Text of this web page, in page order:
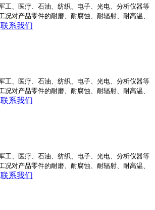
工、医疗、石油、纺织、电子、光电、分析仪器等
况对产品零件的耐磨、耐腐蚀、耐辐射、耐高温、
联系我们
工、医疗、石油、纺织、电子、光电、分析仪器等
况对产品零件的耐磨、耐腐蚀、耐辐射、耐高温、
联系我们
工、医疗、石油、纺织、电子、光电、分析仪器等
况对产品零件的耐磨、耐腐蚀、耐辐射、耐高温、
联系我们